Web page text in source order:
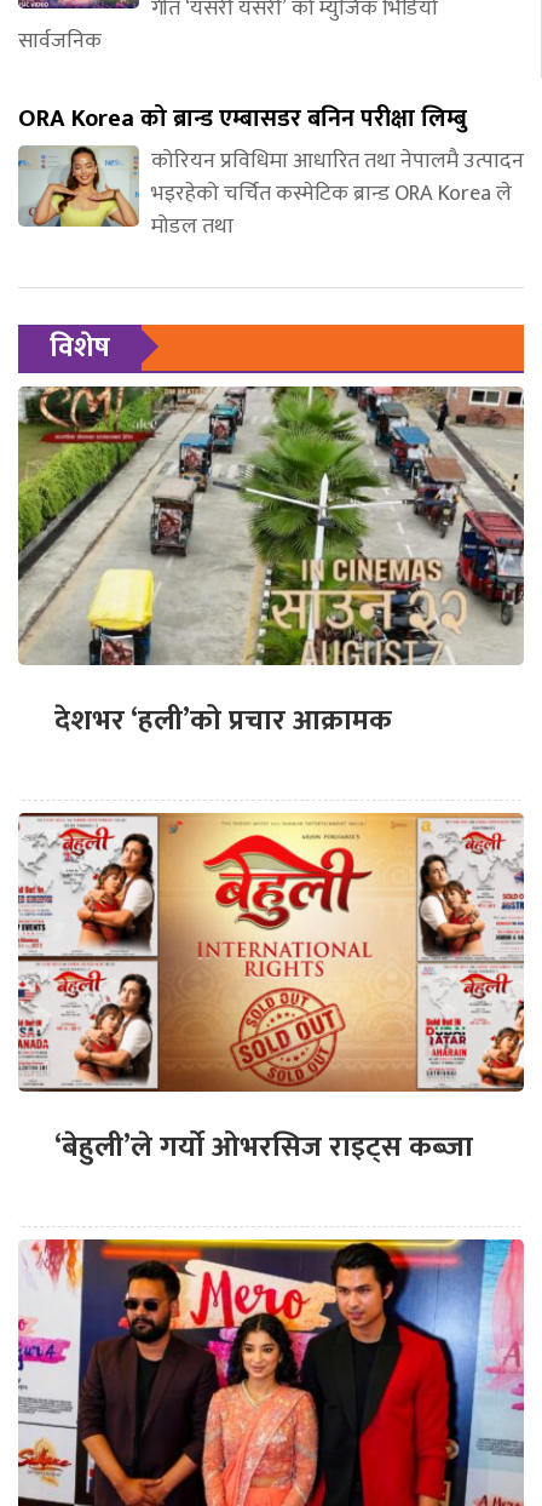
गीत ‘यसरी यसरी’ को म्युजिक भिडियो
सार्वजनिक
ORA Korea को ब्रान्ड एम्बासडर बनिन परीक्षा लिम्बु
कोरियन प्रविधिमा आधारित तथा नेपालमै उत्पादन
भइरहेको चर्चित कस्मेटिक ब्रान्ड ORA Korea ले
मोडल तथा
विशेष
देशभर ‘हली’को प्रचार आक्रामक
‘बेहुली’ले गर्यो ओभरसिज राइट्स कब्जा